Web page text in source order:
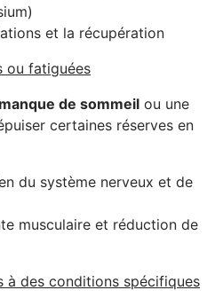
et la récupération
ou fatiguées
manque de sommeil ou une
certaines réserves en
du système nerveux et de
musculaire et réduction de
à des conditions spécifiques